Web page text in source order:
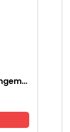
porte accessoires rangements gris + orange